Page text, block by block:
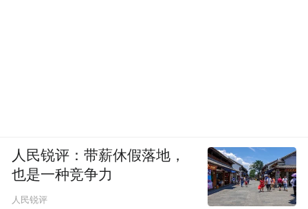
人民锐评：带薪休假落地，
也是一种竞争力
人民锐评